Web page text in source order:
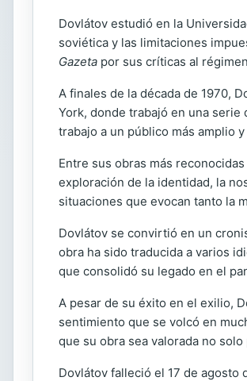
Dovlátov estudió en la
soviética y las limitaciones
Gazeta por sus críticas al
A finales de la década de 1970,
York, donde trabajó en una
trabajo a un público más amplio
Entre sus obras más
exploración de la identidad, la
situaciones que evocan tanto la
Dovlátov se convirtió en un
obra ha sido traducida a varios
que consolidó su legado en el
A pesar de su éxito en el exilio,
sentimiento que se volcó en
que su obra sea valorada no
Dovlátov falleció el 17 de agosto